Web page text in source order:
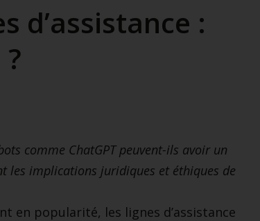
d’assistance :
comme ChatGPT peuvent-ils avoir un
les implications juridiques et éthiques de
en popularité, les lignes d’assistance